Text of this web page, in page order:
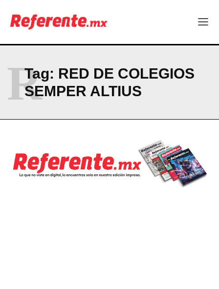
ABOUT
NEWSLETTER
Tag: RED DE COLEGIOS
SEMPER ALTIUS
R